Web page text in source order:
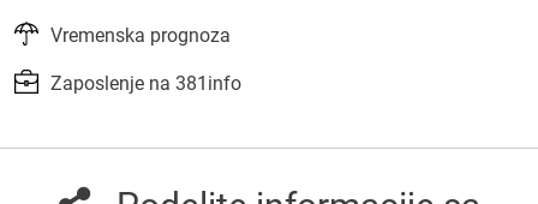
Vremenska prognoza
Zaposlenje na 381info